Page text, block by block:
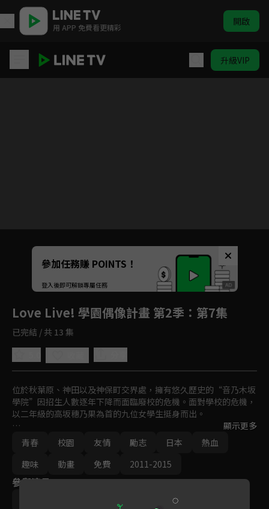
用 APP 免費看更精彩 開啟
升級VIP
Unmute
如有不便請見諒
參加任務賺 POINTS！
登入後即可解鎖專屬任務
Love Live! 學園偶像計畫 第2季 ：第7集
已完結 / 共 13 集
位於秋葉原、神田以及神保町交界處，擁有悠久歷史的“音乃木坂
學院”因招生人數逐年下降而面臨廢校的危機。面對學校的危機，
以二年級的高坂穗乃果為首的九位女學生挺身而出。
「為了守護我們最喜歡的學校，我們能做得到的……就是成為偶
像！成為偶像來替學校宣傳，增加入學人數！」就這樣，少女們
「大家一起實現的故事 」(學園偶像計畫)就此開始！
顯示更多
青春
校園 友情 勵志 日本
熱血
趣味
動畫 免費 2011-2015
參與演員